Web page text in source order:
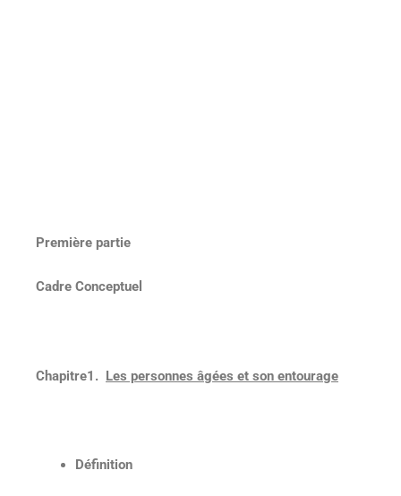
Première partie
Cadre Conceptuel
Chapitre1. Les personnes âgées et son entourage
Définition